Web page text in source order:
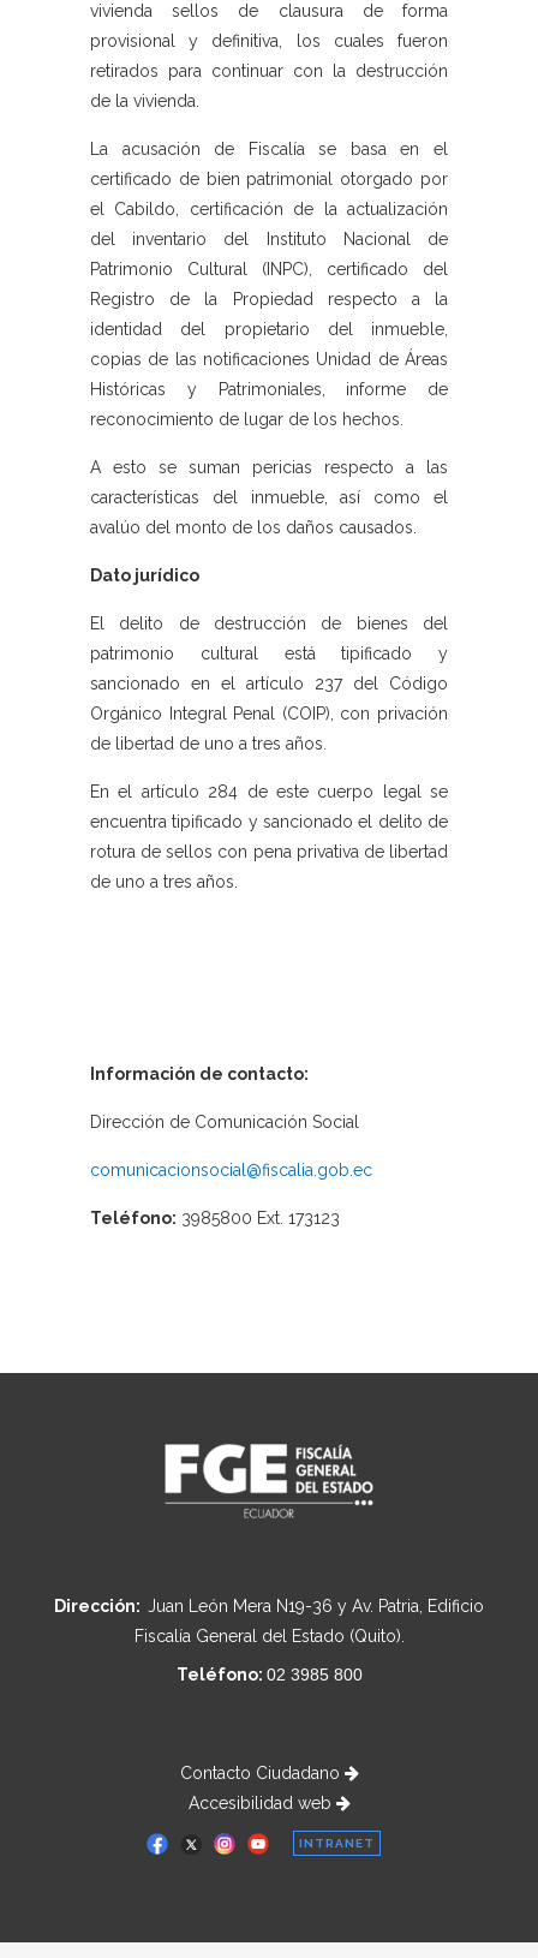
vivienda sellos de clausura de forma
provisional y definitiva, los cuales fueron
retirados para continuar con la destrucción
de la vivienda.
La acusación de Fiscalía se basa en el
certificado de bien patrimonial otorgado por
el Cabildo, certificación de la actualización
del inventario del Instituto Nacional de
Patrimonio Cultural (INPC), certificado del
Registro de la Propiedad respecto a la
identidad del propietario del inmueble,
copias de las notificaciones Unidad de Áreas
Históricas y Patrimoniales, informe de
reconocimiento de lugar de los hechos.
A esto se suman pericias respecto a las
características del inmueble, así como el
avalúo del monto de los daños causados.
Dato jurídico
El delito de destrucción de bienes del
patrimonio cultural está tipificado y
sancionado en el artículo 237 del Código
Orgánico Integral Penal (COIP), con privación
de libertad de uno a tres años.
En el artículo 284 de este cuerpo legal se
encuentra tipificado y sancionado el delito de
rotura de sellos con pena privativa de libertad
de uno a tres años.
Información de contacto:
Dirección de Comunicación Social
comunicacionsocial@fiscalia.gob.ec
Teléfono: 3985800 Ext. 173123
Dirección: Juan León Mera N19-36 y Av. Patria, Edificio
Fiscalía General del Estado (Quito).
Teléfono: 02 3985 800
Contacto Ciudadano
Accesibilidad web
INTRANET